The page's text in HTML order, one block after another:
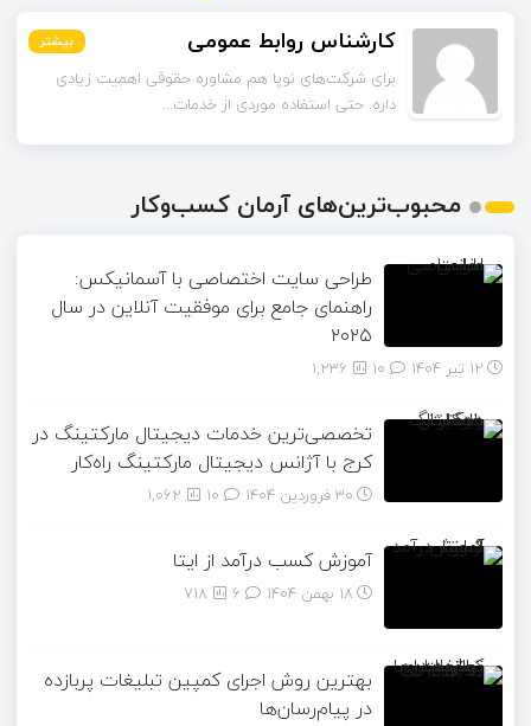
کارشناس روابط عمومی بیشتر
برای شرکت‌های نوپا هم مشاوره حقوقی اهمیت زیادی
داره. حتی استفاده موردی از خدمات...
حاجی پور بیشتر
اگر یک شرکت تازه‌تأسیس باشه و بودجه محدودی داشته
باشه، باز هم داشتن وکیل شرکت ضر...
بیشتر
بیشتر
بیشتر
بیشتر
بیشتر
بیشتر
بیشتر
محبوب‌ترین‌های آرمان کسب‌وکار
طراحی سایت اختصاصی با آسمانیکس:
راهنمای جامع برای موفقیت آنلاین در سال
۲۰۲۵
12 تیر 1404 1,236
تخصصی‌ترین خدمات دیجیتال مارکتینگ در
کرج با آژانس دیجیتال مارکتینگ راه‌کار
30 فروردین 1404 1,062
آموزش کسب درآمد از ایتا
18 بهمن 1404 718
بهترین روش اجرای کمپین تبلیغات پربازده
در پیام‌رسان‌ها